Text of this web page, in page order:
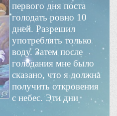
первого дня поста
голодать ровно 10
дней. Разрешил
употреблять только
воду. Затем после
голодания мне было
сказано, что я должна
получить откровения
с небес. Эти дни